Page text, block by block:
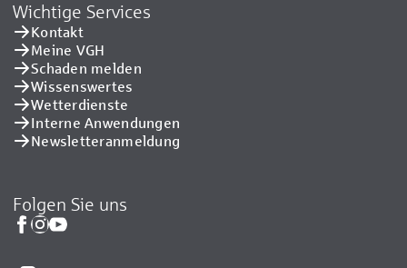
Wichtige Services
Kontakt
Meine VGH
Schaden melden
Wissenswertes
Wetterdienste
Interne Anwendungen
Newsletteranmeldung
Folgen Sie uns